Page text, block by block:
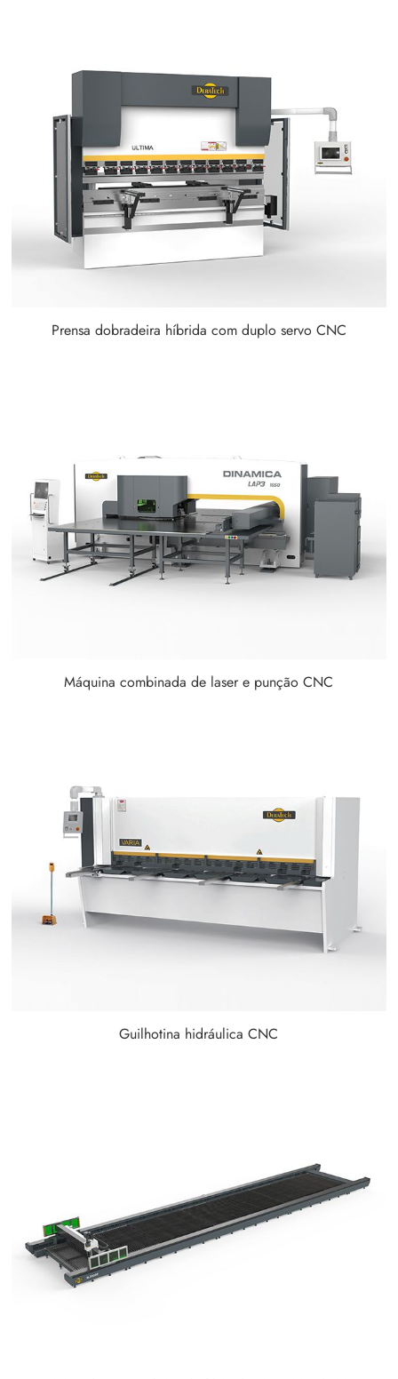
Prensa dobradeira híbrida com duplo servo CNC
Máquina combinada de laser e punção CNC
Guilhotina hidráulica CNC